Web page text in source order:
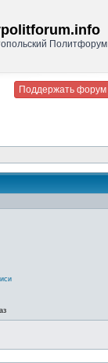
Политфорум
Поддержать форум